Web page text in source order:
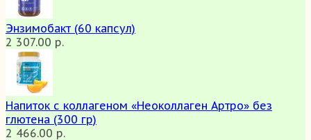
Энзимобакт (60 капсул)
2 307.00 р.
Напиток с коллагеном «Неоколлаген Артро» без
глютена (300 гр)
2 466.00 р.